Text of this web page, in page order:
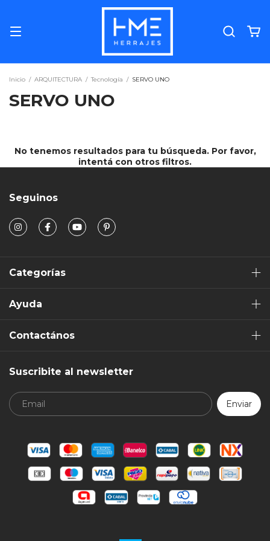
Inicio / ARQUITECTURA / Tecnología / SERVO UNO
SERVO UNO
No tenemos resultados para tu búsqueda. Por favor,
intentá con otros filtros.
Seguinos
Categorías
Ayuda
Contactános
Suscribite al newsletter